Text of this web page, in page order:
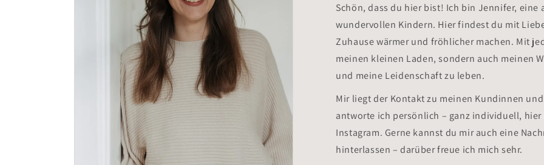
Schön, dass du hier bist! Ich bin Jennifer, eine
wundervollen Kindern. Hier findest du mit
Zuhause wärmer und fröhlicher machen. Mit
meinen kleinen Laden, sondern auch meinen
und meine Leidenschaft zu leben.
Mir liegt der Kontakt zu meinen Kundinnen
antworte ich persönlich – ganz individuell, hier
Instagram. Gerne kannst du mir auch eine
hinterlassen – darüber freue ich mich sehr.